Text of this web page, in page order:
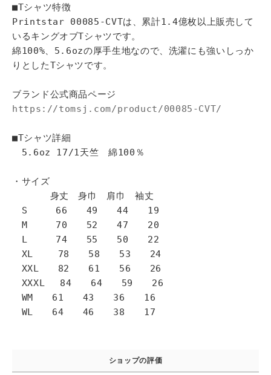
■Tシャツ特徴
Printstar 00085-CVTは、累計1.4億枚以上販売して
いるキングオブTシャツです。
綿100%、5.6ozの厚手生地なので、洗濯にも強いしっか
りとしたTシャツです。
ブランド公式商品ページ
https://tomsj.com/product/00085-CVT/
■Tシャツ詳細
5.6oz 17/1天竺 綿100％
・サイズ
身丈 身巾 肩巾 袖丈
S 66 49 44 19
M 70 52 47 20
L 74 55 50 22
XL 78 58 53 24
XXL 82 61 56 26
XXXL 84 64 59 26
WM 61 43 36 16
WL 64 46 38 17
ショップの評価